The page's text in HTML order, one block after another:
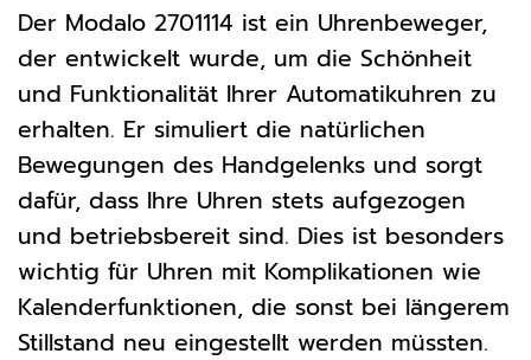
Der Modalo 2701114 ist ein Uhrenbeweger,
der entwickelt wurde, um die Schönheit
und Funktionalität Ihrer Automatikuhren zu
erhalten. Er simuliert die natürlichen
Bewegungen des Handgelenks und sorgt
dafür, dass Ihre Uhren stets aufgezogen
und betriebsbereit sind. Dies ist besonders
wichtig für Uhren mit Komplikationen wie
Kalenderfunktionen, die sonst bei längerem
Stillstand neu eingestellt werden müssten.